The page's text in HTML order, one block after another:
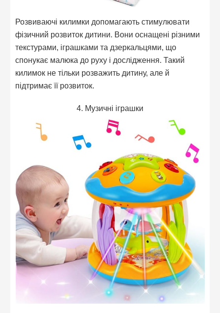
Розвиваючі килимки допомагають стимулювати
фізичний розвиток дитини. Вони оснащені різними
текстурами, іграшками та дзеркальцями, що
спонукає малюка до руху і дослідження. Такий
килимок не тільки розважить дитину, але й
підтримає її розвиток.
4. Музичні іграшки